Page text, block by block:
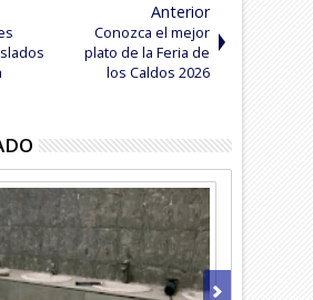
Anterior
Conozca el mejor
plato de la Feria de
los Caldos 2026